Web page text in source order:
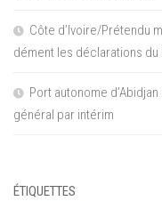
Côte d’Ivoire/Prétendu
dément les déclarations du
Port autonome
général par intérim
ÉTIQUETTES